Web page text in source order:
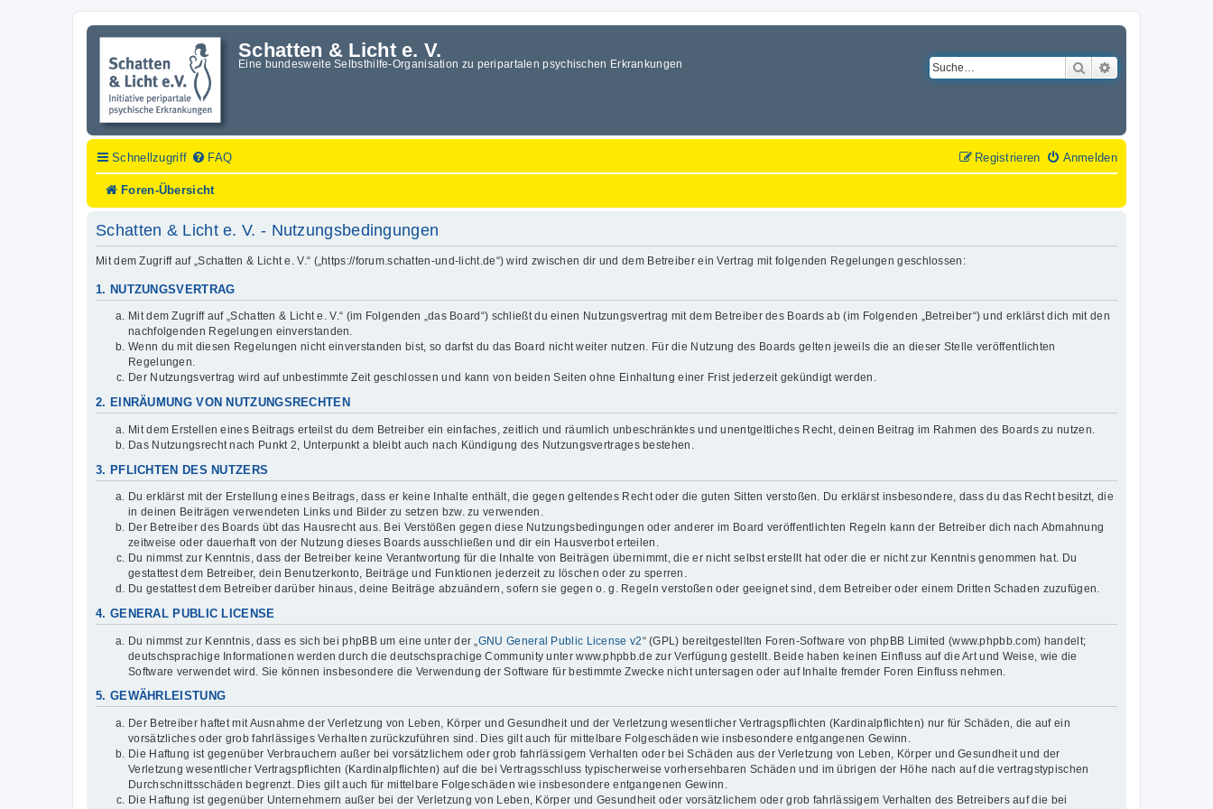
Schatten & Licht e. V.
Eine bundesweite Selbsthilfe-Organisation zu peripartalen psychischen Erkrankungen Suche
Schnellzugriff FAQ Anmelden
Registrieren
Foren-Übersicht
Schatten & Licht e. V. - Nutzungsbedingungen
Mit dem Zugriff auf „Schatten & Licht e. V.“ („https://forum.schatten-und-licht.de“) wird zwischen dir und dem Betreiber ein Vertrag mit folgenden Regelungen geschlossen:
1. NUTZUNGSVERTRAG
Mit dem Zugriff auf „Schatten & Licht e. V.“ (im Folgenden „das Board“) schließt du einen Nutzungsvertrag mit dem Betreiber des Boards ab (im Folgenden „Betreiber“) und erklärst dich mit den
nachfolgenden Regelungen einverstanden.
Wenn du mit diesen Regelungen nicht einverstanden bist, so darfst du das Board nicht weiter nutzen. Für die Nutzung des Boards gelten jeweils die an dieser Stelle veröffentlichten
Regelungen.
Der Nutzungsvertrag wird auf unbestimmte Zeit geschlossen und kann von beiden Seiten ohne Einhaltung einer Frist jederzeit gekündigt werden.
2. EINRÄUMUNG VON NUTZUNGSRECHTEN
Mit dem Erstellen eines Beitrags erteilst du dem Betreiber ein einfaches, zeitlich und räumlich unbeschränktes und unentgeltliches Recht, deinen Beitrag im Rahmen des Boards zu nutzen.
Das Nutzungsrecht nach Punkt 2, Unterpunkt a bleibt auch nach Kündigung des Nutzungsvertrages bestehen.
3. PFLICHTEN DES NUTZERS
Du erklärst mit der Erstellung eines Beitrags, dass er keine Inhalte enthält, die gegen geltendes Recht oder die guten Sitten verstoßen. Du erklärst insbesondere, dass du das Recht besitzt, die
in deinen Beiträgen verwendeten Links und Bilder zu setzen bzw. zu verwenden.
Der Betreiber des Boards übt das Hausrecht aus. Bei Verstößen gegen diese Nutzungsbedingungen oder anderer im Board veröffentlichten Regeln kann der Betreiber dich nach Abmahnung
zeitweise oder dauerhaft von der Nutzung dieses Boards ausschließen und dir ein Hausverbot erteilen.
Du nimmst zur Kenntnis, dass der Betreiber keine Verantwortung für die Inhalte von Beiträgen übernimmt, die er nicht selbst erstellt hat oder die er nicht zur Kenntnis genommen hat. Du
gestattest dem Betreiber, dein Benutzerkonto, Beiträge und Funktionen jederzeit zu löschen oder zu sperren.
Du gestattest dem Betreiber darüber hinaus, deine Beiträge abzuändern, sofern sie gegen o. g. Regeln verstoßen oder geeignet sind, dem Betreiber oder einem Dritten Schaden zuzufügen.
4. GENERAL PUBLIC LICENSE
Du nimmst zur Kenntnis, dass es sich bei phpBB um eine unter der „ GNU General Public License v2“ (GPL) bereitgestellten Foren-Software von phpBB Limited (www.phpbb.com) handelt;
deutschsprachige Informationen werden durch die deutschsprachige Community unter www.phpbb.de zur Verfügung gestellt. Beide haben keinen Einfluss auf die Art und Weise, wie die
Software verwendet wird. Sie können insbesondere die Verwendung der Software für bestimmte Zwecke nicht untersagen oder auf Inhalte fremder Foren Einfluss nehmen.
5. GEWÄHRLEISTUNG
Der Betreiber haftet mit Ausnahme der Verletzung von Leben, Körper und Gesundheit und der Verletzung wesentlicher Vertragspflichten (Kardinalpflichten) nur für Schäden, die auf ein
vorsätzliches oder grob fahrlässiges Verhalten zurückzuführen sind. Dies gilt auch für mittelbare Folgeschäden wie insbesondere entgangenen Gewinn.
Die Haftung ist gegenüber Verbrauchern außer bei vorsätzlichem oder grob fahrlässigem Verhalten oder bei Schäden aus der Verletzung von Leben, Körper und Gesundheit und der
Verletzung wesentlicher Vertragspflichten (Kardinalpflichten) auf die bei Vertragsschluss typischerweise vorhersehbaren Schäden und im übrigen der Höhe nach auf die vertragstypischen
Durchschnittsschäden begrenzt. Dies gilt auch für mittelbare Folgeschäden wie insbesondere entgangenen Gewinn.
Die Haftung ist gegenüber Unternehmern außer bei der Verletzung von Leben, Körper und Gesundheit oder vorsätzlichem oder grob fahrlässigem Verhalten des Betreibers auf die bei